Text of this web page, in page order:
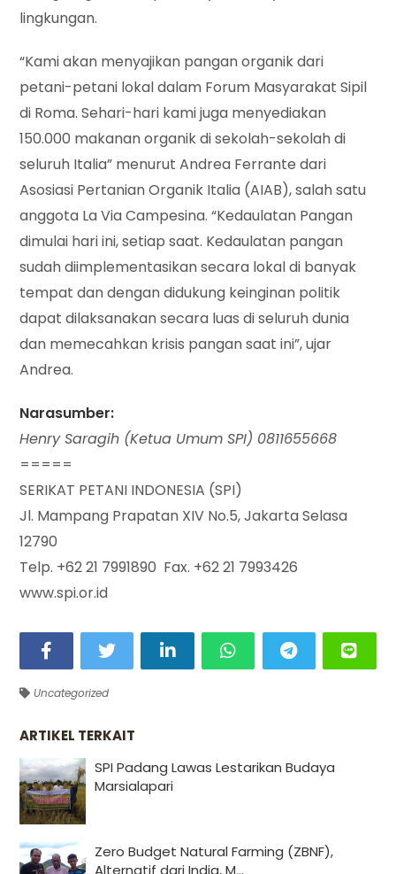
lingkungan.
“Kami akan menyajikan pangan organik dari
petani-petani lokal dalam Forum Masyarakat Sipil
di Roma. Sehari-hari kami juga menyediakan
150.000 makanan organik di sekolah-sekolah di
seluruh Italia” menurut Andrea Ferrante dari
Asosiasi Pertanian Organik Italia (AIAB), salah satu
anggota La Via Campesina. “Kedaulatan Pangan
dimulai hari ini, setiap saat. Kedaulatan pangan
sudah diimplementasikan secara lokal di banyak
tempat dan dengan didukung keinginan politik
dapat dilaksanakan secara luas di seluruh dunia
dan memecahkan krisis pangan saat ini”, ujar
Andrea.
Narasumber:
Henry Saragih (Ketua Umum SPI) 0811655668
=====
SERIKAT PETANI INDONESIA (SPI)
Jl. Mampang Prapatan XIV No.5, Jakarta Selasa
12790
Telp. +62 21 7991890 Fax. +62 21 7993426
www.spi.or.id
Uncategorized
ARTIKEL TERKAIT
SPI Padang Lawas Lestarikan Budaya
Marsialapari
Zero Budget Natural Farming (ZBNF),